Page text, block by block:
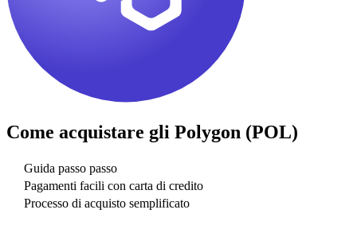
Come acquistare gli Polygon (POL)
Guida passo passo
Pagamenti facili con carta di credito
Processo di acquisto semplificato